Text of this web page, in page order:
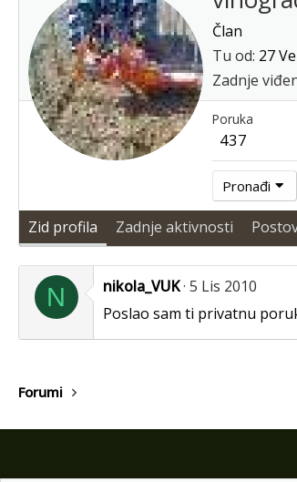
Član
Tu od 27
Zadnje
Poruka
437
Pronađi
Zid profila Zadnje aktivnosti
N nikola_VUK 5 Lis 2010
Poslao sam ti privatnu
Forumi